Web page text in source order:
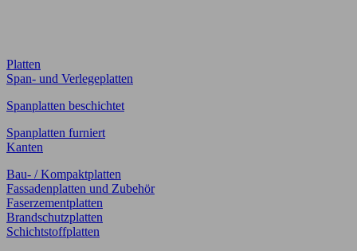
Platten
Span- und Verlegeplatten
Spanplatten beschichtet
Spanplatten furniert
Kanten
Bau- / Kompaktplatten
Fassadenplatten und Zubehör
Faserzementplatten
Brandschutzplatten
Schichtstoffplatten